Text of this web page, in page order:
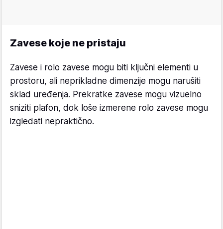
Zavese koje ne pristaju
Zavese i rolo zavese mogu biti ključni elementi u
prostoru, ali neprikladne dimenzije mogu narušiti
sklad uređenja. Prekratke zavese mogu vizuelno
sniziti plafon, dok loše izmerene rolo zavese mogu
izgledati nepraktično.